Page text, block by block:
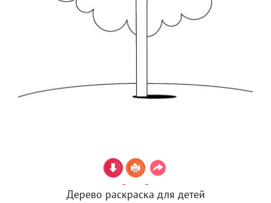
Дерево раскраска для детей